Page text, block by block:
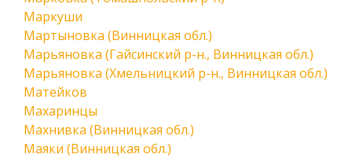
Маркуши
Мартыновка (Винницкая обл.)
Марьяновка (Гайсинский р-н., Винницкая обл.)
Марьяновка (Хмельницкий р-н., Винницкая обл.)
Матейков
Махаринцы
Махнивка (Винницкая обл.)
Маяки (Винницкая обл.)